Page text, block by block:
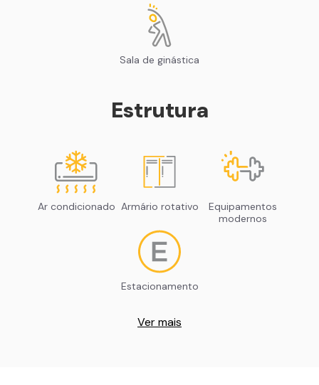
Sala de ginástica
Estrutura
Ar condicionado Armário rotativo
Equipamentos
modernos
Estacionamento
Ver mais